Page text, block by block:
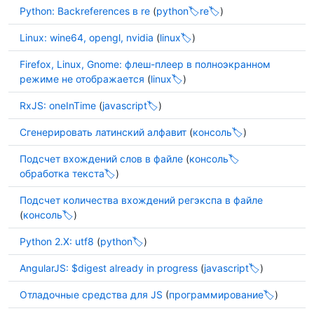
Python: Backreferences в re (python re )
Linux: wine64, opengl, nvidia (linux )
Firefox, Linux, Gnome: флеш-плеер в полноэкранном
режиме не отображается (linux )
RxJS: oneInTime (javascript )
Сгенерировать латинский алфавит (консоль )
Подсчет вхождений слов в файле (консоль
обработка текста
)
Подсчет количества вхождений регэкспа в файле
(консоль )
Python 2.X: utf8 (python )
AngularJS: $digest already in progress (javascript )
Отладочные средства для JS (программирование )